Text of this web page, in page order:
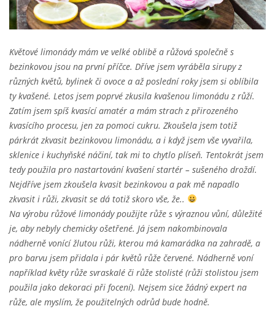
Květové limonády mám ve velké oblibě a růžová společně s
bezinkovou jsou na první příčce. Dříve jsem vyráběla sirupy z
různých květů, bylinek či ovoce a až poslední roky jsem si oblíbila
ty kvašené. Letos jsem poprvé zkusila kvašenou limonádu z růží.
Zatím jsem spíš kvasící amatér a mám strach z přirozeného
kvasícího procesu, jen za pomoci cukru. Zkoušela jsem totiž
párkrát zkvasit bezinkovou limonádu, a i když jsem vše vyvařila,
sklenice i kuchyňské náčiní, tak mi to chytlo plíseň. Tentokrát jsem
tedy použila pro nastartování kvašení startér – sušeného droždí.
Nejdříve jsem zkoušela kvasit bezinkovou a pak mě napadlo
zkvasit i růži, zkvasit se dá totiž skoro vše, že..
Na výrobu růžové limonády použijte růže s výraznou vůní, důležité
je, aby nebyly chemicky ošetřené. Já jsem nakombinovala
nádherně vonící žlutou růži, kterou má kamarádka na zahradě, a
pro barvu jsem přidala i pár květů růže červené. Nádherně voní
například květy růže svraskalé či růže stolisté (růži stolistou jsem
použila jako dekoraci při focení). Nejsem sice žádný expert na
růže, ale myslím, že použitelných odrůd bude hodně.